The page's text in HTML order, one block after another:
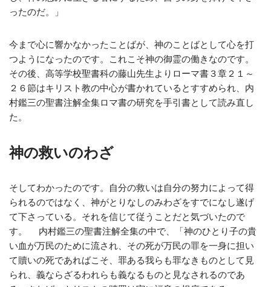
ったのだ。」
今まで心に響かなかったことばが、神のことばとして心を打
つようになったのです。これこそ神の御霊の働きなのです。
その後、高等学校聖書科の藤山先生よりローマ書３章２１～
２６節はキリスト教の中心が書かれているとすすめられ、内
村鑑三の聖書注解全集ロマ書の研究を手引書として読み直し
た。
神の救いのわざ
そしてわかったのです。自分の救いは自分の努力によって得
られるのではなく、神がとりなしのみわざをすでになし遂げ
て下さっている。それを信じて従うことだと気づいたので
す。 内村鑑三の聖書注解全集の中で、「神のひとり子の貴
い血が万民のために流され、その死が万民の罪を一身に担い
て贖いの死であればこそ、罪ある我らも罪なきものとして見
られ、義ならざるわれらも義なるものと見なされるのであ